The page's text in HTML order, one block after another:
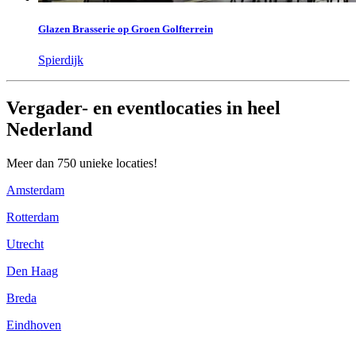
Glazen Brasserie op Groen Golfterrein
Spierdijk
Vergader- en eventlocaties in heel
Nederland
Meer dan 750 unieke locaties!
Amsterdam
Rotterdam
Utrecht
Den Haag
Breda
Eindhoven